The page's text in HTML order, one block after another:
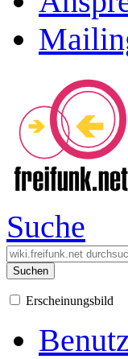
Suche
Suchen
Erscheinungsbild